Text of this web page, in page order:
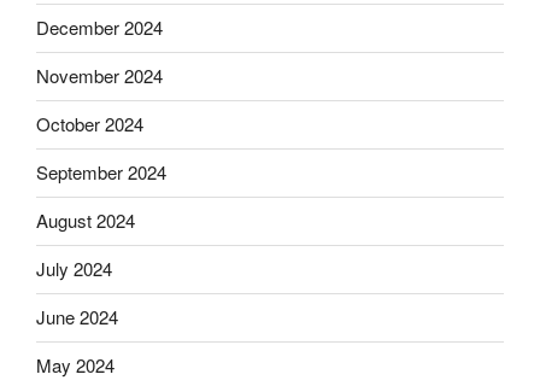
December 2024
November 2024
October 2024
September 2024
August 2024
July 2024
June 2024
May 2024